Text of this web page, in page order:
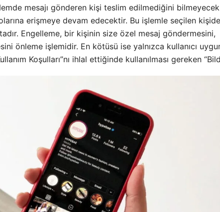
mesajı gönderen kişi teslim edilmediğini
erişmeye devam edecektir. Bu işlemle seçilen
Engelleme, bir kişinin size özel mesaj göndermesini,
önleme işlemidir. En kötüsü ise yalnızca kullanıcı
Koşulları”nı ihlal ettiğinde kullanılması gereken